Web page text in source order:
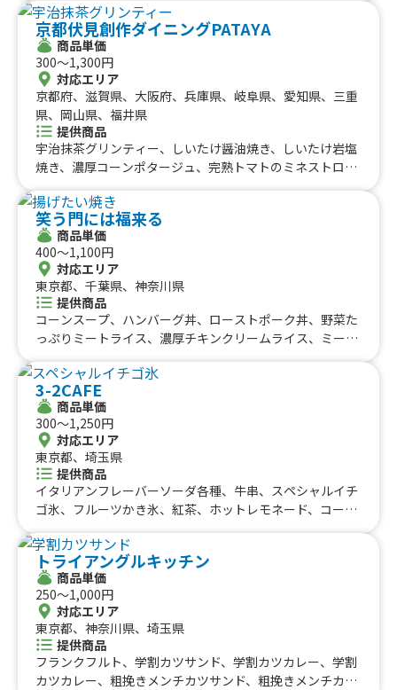
にぎり（いぶりがっこクリームチーズ）、トロピカル、骨
付きソーセージ、ガーリックソーセージ、アメリカンソー
セージ、オーガニックスムージー、おにぎり 特別価格
350円（ごま昆布、ツナマヨ、高菜、鮭）、おにぎり 特
別価格 300円（銀シャリ）、生いちごカスタードパイ、
粕汁、おにぎり２つセット、生いちごクリームクレープ、
チョコバナナクレープ、お試し銀シャリ、ぜんざい、おで
ん 5種盛り、抹茶ラテ、ホットレモン、ホットコーヒ
ー、甘酒、コーンスープ、果汁100% パインジュース、果
果汁100% りんごジュース、レモネード、レモネードスカ
ッシュ、ホットコーヒー、ホットレモン、ホットココア、
抹茶ミルク、いちごミルク、ミックスジュース、ティーソ
ーダ、アイスティー、ロイヤルミルクティー、アイスコー
ヒー、カフェオレ、おにぎり 500円、おにぎり 400
円、塩おにぎり 350円、ノンアルコールカクテル、果肉
たっぷりかき氷、豚汁、おにぎりと豚汁セット、おにぎ
り 450円、おにぎりセット（具と具）、冷やしわらびも
リジナルタコライス、スムージー各種、アイスグリーンテ
ィー、レモネード、アイスコーヒー、ドリンク各種、韓国
おにぎり【チュモクパプ】、2種盛り【ナムル&キムチ】、
おつまみサラミ、台湾ビビンバ、【牛プルコギ丼】、韓国
おでん、カラフルカップ綿菓子、ローストビーフビビン
バ、そぼろキムチ丼、ビビンバ、カルビスープ、タピオカ
ミルクティー、ローストビーフユッケ風丼、あげもち、サ
イコロチャーシュー丼、肉巻きおにぎり串、糸ピンス『ミ
ント』、糸ピンス『チョコ』、糸ピンス『抹茶』、糸ピン
ス『ストロベリー』、糸ピンス『ミルク』、さらふわかき
氷、ロングフランクフルト、グリーンカレー、ローストビ
ーフ重、国産牛ローストビーフビビンバ、国産牛ロースト
ビーフユッケ風丼、ビビンバ、牛プルコギ丼、サイコロチ
ャーシュ丼、そぼろキムチ丼、キムチナムル丼、ひんやり
ワッフル、ホットドリンクメニュー
ジナルドリンク、クラフトレモネード、ドリンク、ケータ
リングドリンク、カラーソーダ、お酒、フローズンチョコ
バナナ、かき氷、特製アイスクリーム、DRINKS、ドリン
ク、特性ミミガー、ビー玉瓶ラムネ、チョコがけワッフ
ル、メロンパン
京都伏見創作ダイニングPATAYA
商品単価
300〜1,300円
対応エリア
京都府、滋賀県、大阪府、兵庫県、岐阜県、愛知県、三重
県、岡山県、福井県
提供商品
宇治抹茶グリンティー、しいたけ醤油焼き、しいたけ岩塩
焼き、濃厚コーンポタージュ、完熟トマトのミネストロー
焼き(おろしポン酢)、九条ねぎとハラミステーキ、焼き餅
ぜんざい、宇治抹茶ミルクタピオカ、タピオカミルクティ
ー、苺ミルクタピオカ、マンゴータピオカ、焼き京野菜ハ
ラミ丼、ふわふわ氷、もちチーズ九条ねぎ焼き(ミディア
ムサイズ)、京都九条ねぎ焼き(ハーフサイズ)、アメリカン
ロングポテト、しいたけバター醬油焼き、九条ねぎの一本
焼き、ハラミ串、チョコ生クリームラテ、キャラメル生ク
リームラテ、宇治抹茶の生クリームラテ、麒麟レモン酎ハ
手立て珈琲、チョコ生クリームラテ、キャラメル生クリー
ムラテ、宇治抹茶生クリームラテ、京都産フルーツトマト
のミネストローネ、漬け込み熟製唐揚げ北海道ザンギ&ポ
テトセット、九条ねぎと牛たんの焼きそば、特選牛タン
串、貴船白うさぎ氷、平等院氷、宇治抹茶100%の宇治抹
茶金時ミルク氷、北海道厚切りポテト、漬け込み熟成唐揚
げ！北海道ザンギ
笑う門には福来る
商品単価
400〜1,100円
対応エリア
東京都、千葉県、神奈川県
提供商品
コーンスープ、ハンバーグ丼、ローストポーク丼、野菜た
っぷりミートライス、濃厚チキンクリームライス、ミート
ムライス、スペシャルライス、ハンバーグサンド、ロース
トポークサンド、おつまみハンバーグ、おつまみロースト
ポーク、極ホルモン塩焼きうどん、揚げたい焼き、かき
氷、ビール、ハイネケン、レモンサワー、ジムビームハイ
ボール、わらび餅パルフェ、わらび餅ドリンク、バドワイ
ザー、チーズボール、チーズハットク、ポテトフライL、
ポテトフライM、からあげ
3-2CAFE
商品単価
300〜1,250円
対応エリア
東京都、埼玉県
提供商品
イタリアンフレーバーソーダ各種、牛串、スペシャルイチ
ゴ氷、フルーツかき氷、紅茶、ホットレモネード、コーン
ナ、チュロス、ソフトドリンク5種、ラムネ、枝豆、梅き
ゅう、野菜たっぷりドライカレー、ソフトドリンク、カッ
トフルーツ、甘酒、ミネストローネ、豚しゃぶ弁当、フル
ーツパフェ、豚汁うどん、ステーキ丼、カルビ丼、ホット
チョコマシュマロ、ホットチョコ、ホットワイン、クラフ
トビール、炭酸ゆずハチミツ、ゆずハチミツ氷、みかん
氷、モツ煮、ホットドッグ、フランクフルト、アサヒビー
ル、焼きそば、具沢山カレーライス、十勝豚丼、自家焙煎
トライアングルキッチン
商品単価
250〜1,000円
対応エリア
東京都、神奈川県、埼玉県
提供商品
フランクフルト、学割カツサンド、学割カツカレー、学割
カツカレー、粗挽きメンチカツサンド、粗挽きメンチカツ